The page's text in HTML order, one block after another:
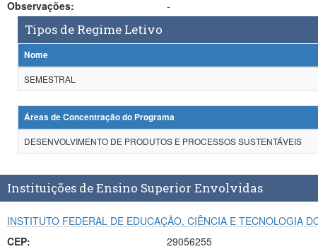
Observações:
-
Tipos de Regime Letivo
Nome
SEMESTRAL
Áreas de Concentração do Programa
DESENVOLVIMENTO DE PRODUTOS E PROCESSOS SUSTENTÁVEIS
Instituições de Ensino Superior Envolvidas
INSTITUTO FEDERAL DE EDUCAÇÃO, CIÊNCIA E TECNOLOGIA
CEP:
29056255